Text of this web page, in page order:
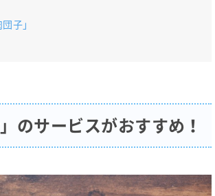
子」
のサービスがおすすめ！